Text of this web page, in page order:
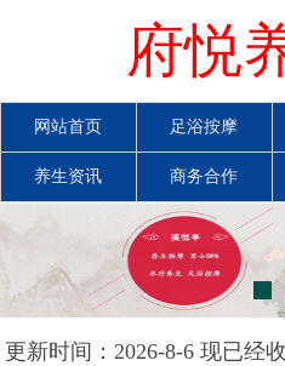
府悦
网站首页 足浴按摩
养生资讯 商务合作
更新时间：2026-8-6 现已经